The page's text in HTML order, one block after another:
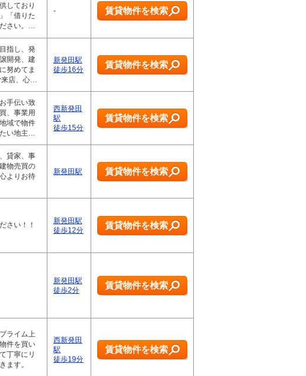
しており
「借りた
さい。…
- 賃貸物件を検索
指し、発
開発、建
努めてま
来店、心…
新発田駅
徒歩16分
賃貸物件を検索
手伝い致
、事業用
域で物件
い地主…
西新発田
駅
徒歩15分
賃貸物件を検索
貸家、事
物売買の
よりお待
新発田駅 賃貸物件を検索
さい！！
新発田駅
徒歩12分
賃貸物件を検索
新発田駅
徒歩2分
賃貸物件を検索
ライム上
件を買い
丁寧にリ
ます。
西新発田
駅
徒歩19分
賃貸物件を検索